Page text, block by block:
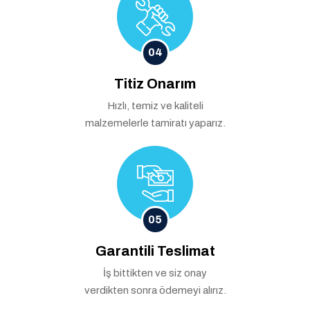
04
Titiz Onarım
Hızlı, temiz ve kaliteli
malzemelerle tamiratı yaparız.
05
Garantili Teslimat
İş bittikten ve siz onay
verdikten sonra ödemeyi alırız.